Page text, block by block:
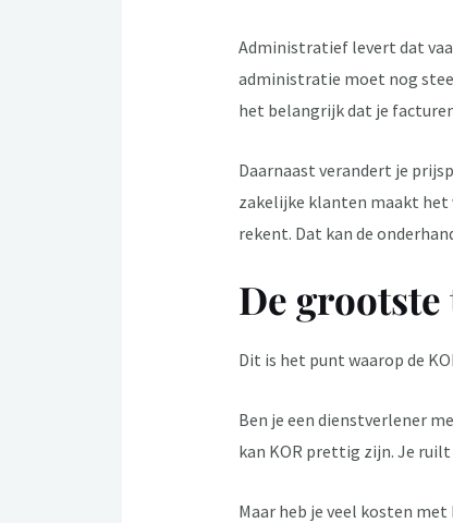
Administratief levert dat
administratie moet nog
het belangrijk dat je
Daarnaast verandert je
zakelijke klanten maakt het
rekent. Dat kan de
De
Dit is het punt waarop de
Ben je een dienstverlener
kan KOR prettig zijn. Je
Maar heb je veel kosten